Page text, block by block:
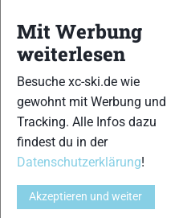
© Bilder 1 - 10: NordicFocus;
VERWANDTE ARTIKEL
Mit Werbung
weiterlesen
Besuche xc-ski.de wie
gewohnt mit Werbung und
Tracking. Alle Infos dazu
findest du in der
Datenschutzerklärung!
Akzeptieren und weiter